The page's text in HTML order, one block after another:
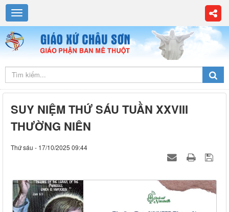
SUY NIỆM THỨ SÁU TUẦN XXVIII
THƯỜNG NIÊN
Thứ sáu - 17/10/2025 09:44